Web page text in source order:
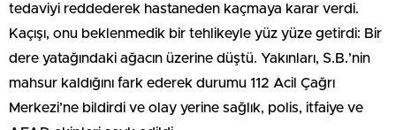
tedaviyi reddederek hastaneden kaçmaya karar verdi.
Kaçışı, onu beklenmedik bir tehlikeyle yüz yüze getirdi: Bir
dere yatağındaki ağacın üzerine düştü. Yakınları, S.B.’nin
mahsur kaldığını fark ederek durumu 112 Acil Çağrı
Merkezi’ne bildirdi ve olay yerine sağlık, polis, itfaiye ve